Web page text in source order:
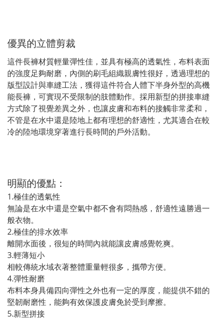
優異的立體剪裁
這件長褲材質輕量彈性佳，並具有極高的透氣性，布料表面
的強度足夠耐磨，內側的刷毛組織親膚性很好，透過理想的
版型設計與車縫工法，獲得這件符合人體下半身外型的高機
能長褲，可實現不受限制的肢體動作。採用新型的拼接車縫
方式除了視覺差異之外，也讓皮膚和布料的接觸非常柔和，
不管是在水中還是陸地上都有理想的舒適性，尤其適合在較
冷的陸地環境穿著進行長時間的戶外活動。
明顯的優點：
1.極佳的透氣性
無論是在水中還是空氣中都不會有悶熱感，舒適性遠勝過一
般衣物。
2.極佳的排水效率
離開水面後，很短的時間內就能讓皮膚感覺乾爽。
3.輕薄短小
相較傳統水域衣著整體重量輕很多，攜帶方便。
4.彈性耐磨
布料本身具備四向彈性之外也有一定的厚度，能提供不錯的
堅韌耐磨性，能夠有效保護皮膚免於受到摩擦。
5.新型拼接